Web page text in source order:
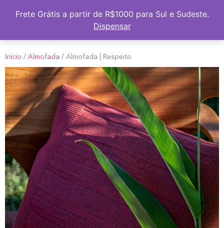
Início / Almofada / Almofada | Respeito
Frete Grátis a partir de R$1000 para Sul e Sudeste.
Dispensar